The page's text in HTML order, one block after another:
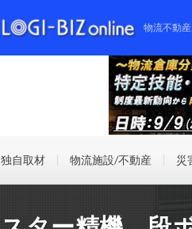
物流不動
独自取材 物流施設/不動産 災